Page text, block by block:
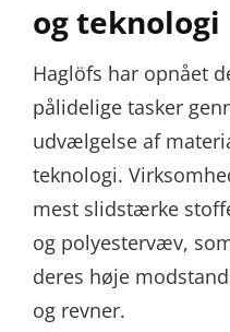
og teknologi
Haglöfs har opnået
pålidelige tasker
udvælgelse af
teknologi.
mest slidstærke
og polyestervæv,
deres høje
og revner.